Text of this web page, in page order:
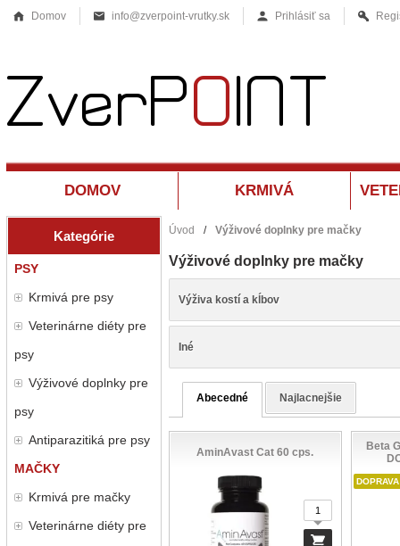
Domov info@zverpoint-vrutky.sk Prihlásiť sa
DOMOV KRMIVÁ
Kategórie
PSY
Krmivá pre psy
Veterinárne diéty pre
psy
Výživové doplnky pre
psy
Antiparazitiká pre psy
MAČKY
Krmivá pre mačky
Veterinárne diéty pre
Úvod / Výživové doplnky pre mačky
Výživové doplnky pre mačky
Výživa kostí a kĺbov
Iné
Abecedné Najlacnejšie
AminAvast Cat 60 cps.
Beta